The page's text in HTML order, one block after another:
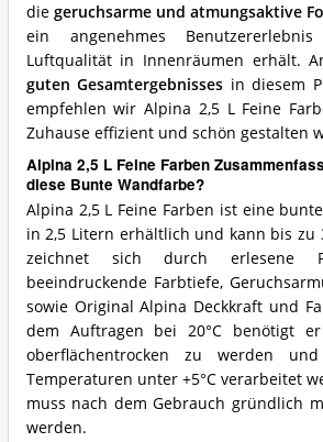
die geruchsarme und atmungsaktive
ein angenehmes
Luftqualität in Innenräumen erhält.
guten Gesamtergebnisses in diesem
empfehlen wir Alpina 2,5 L Feine
Zuhause effizient und schön gestalten
Alpina 2,5 L Feine Farben
diese Bunte Wandfarbe?
Alpina 2,5 L Feine Farben ist eine
in 2,5 Litern erhältlich und kann bis zu
zeichnet sich durch erlesene
beeindruckende Farbtiefe,
sowie Original Alpina Deckkraft und
dem Auftragen bei 20°C benötigt
oberflächentrocken zu werden
Temperaturen unter +5°C verarbeitet
muss nach dem Gebrauch gründlich
werden.